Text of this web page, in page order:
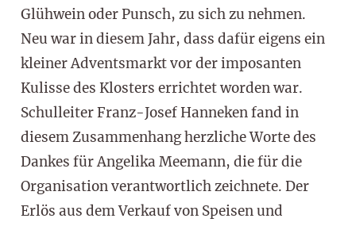
Glühwein oder Punsch, zu sich zu nehmen.
Neu war in diesem Jahr, dass dafür eigens ein
kleiner Adventsmarkt vor der imposanten
Kulisse des Klosters errichtet worden war.
Schulleiter Franz-Josef Hanneken fand in
diesem Zusammenhang herzliche Worte des
Dankes für Angelika Meemann, die für die
Organisation verantwortlich zeichnete. Der
Erlös aus dem Verkauf von Speisen und